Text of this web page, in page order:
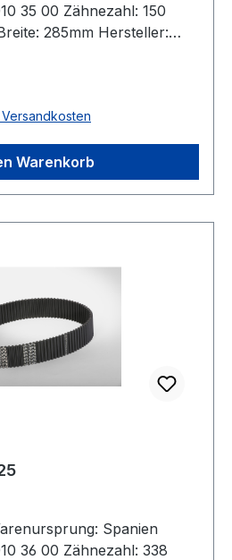
35 00 Zähnezahl: 150
285mm Hersteller:
Warenkorb
Spanien
36 00 Zähnezahl: 338